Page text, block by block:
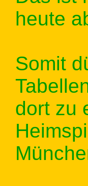
heute
Somit
dort zu